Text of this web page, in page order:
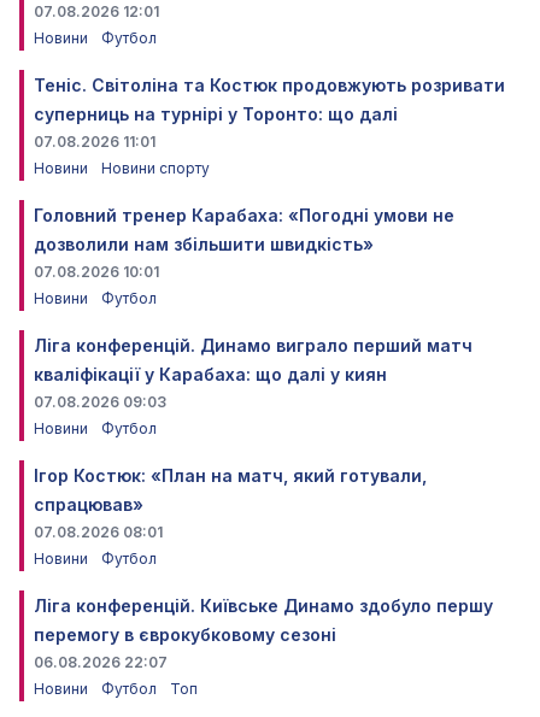
07.08.2026 12:01
Новини
Футбол
Теніс. Світоліна та Костюк продовжують розривати
суперниць на турнірі у Торонто: що далі
07.08.2026 11:01
Новини
Новини спорту
Головний тренер Карабаха: «Погодні умови не
дозволили нам збільшити швидкість»
07.08.2026 10:01
Новини
Футбол
Ліга конференцій. Динамо виграло перший матч
кваліфікації у Карабаха: що далі у киян
07.08.2026 09:03
Новини
Футбол
Ігор Костюк: «План на матч, який готували,
спрацював»
07.08.2026 08:01
Новини
Футбол
Ліга конференцій. Київське Динамо здобуло першу
перемогу в єврокубковому сезоні
06.08.2026 22:07
Новини
Футбол Топ